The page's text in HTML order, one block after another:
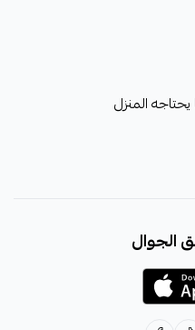
يحتاجه المنزل
الجوال